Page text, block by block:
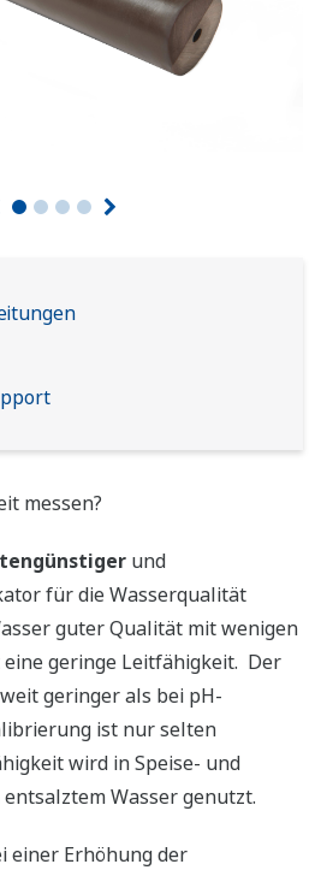
messen?
und
für die Wasserqualität
guter Qualität mit wenigen
geringe Leitfähigkeit. Der
geringer als bei pH-
ist nur selten
wird in Speise- und
Wasser genutzt.
einer Erhöhung der